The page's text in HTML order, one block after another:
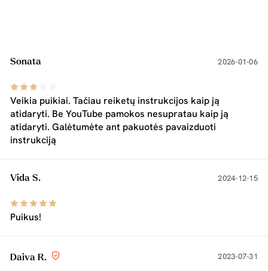
Sonata 2026-01-06
Veikia puikiai. Tačiau reiketų instrukcijos kaip ją
atidaryti. Be YouTube pamokos nesupratau kaip ją
atidaryti. Galėtumėte ant pakuotės pavaizduoti
instrukciją
Vida S. 2024-12-15
Puikus!
Daiva R. 2023-07-31